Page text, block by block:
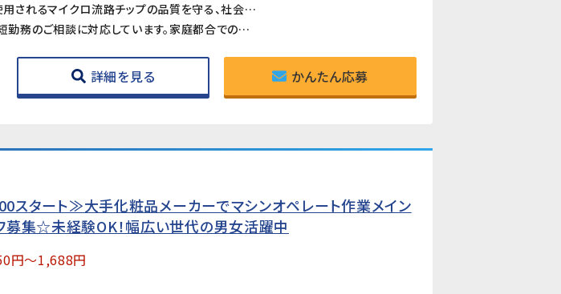
《医療・バイオ分野の製品に携われるやりがい》医療やバイオ分野で使用されるマイクロ流路チップの品質を守る、社会に貢献できるお仕事です。クリーンルームでの作業で清潔な環境が保たれています。
《時短勤務も相談可》家庭や育児との両立を考えている方も歓迎。時短勤務のご相談に対応しています。家庭都合での休みも取りやすい職場です。
詳細を見る かんたん応募
スタート≫大手化粧品メーカーでマシンオペレート作業メイン
募集☆未経験OK！幅広い世代の男女活躍中
円～1,688円